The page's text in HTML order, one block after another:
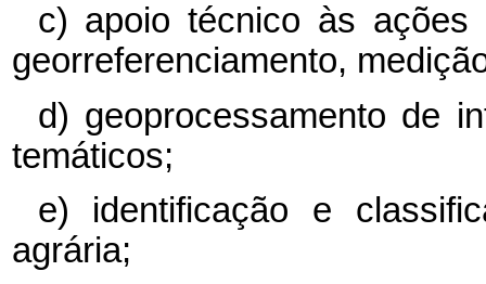
c) apoio técnico às ações
georreferenciamento,
d) geoprocessamento de
temáticos;
e) identificação e
agrária;